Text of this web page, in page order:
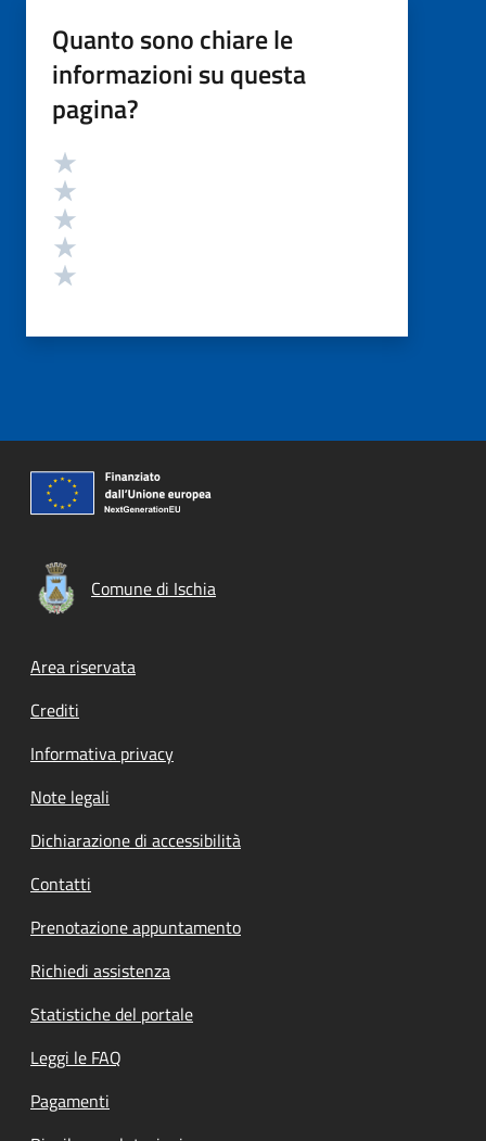
Quanto sono chiare le
informazioni su questa
pagina?
Valutazione
Comune di Ischia
Footer menu
Area riservata
Crediti
Informativa privacy
Note legali
Dichiarazione di accessibilità
Contatti
Prenotazione appuntamento
Richiedi assistenza
Statistiche del portale
Leggi le FAQ
Pagamenti